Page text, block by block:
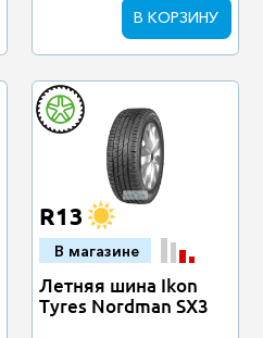
В КОРЗИНУ
R13
В магазине
Летняя шина Ikon
Tyres Nordman SX3